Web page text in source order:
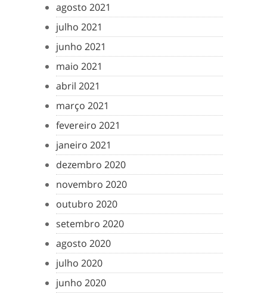
agosto 2021
julho 2021
junho 2021
maio 2021
abril 2021
março 2021
fevereiro 2021
janeiro 2021
dezembro 2020
novembro 2020
outubro 2020
setembro 2020
agosto 2020
julho 2020
junho 2020